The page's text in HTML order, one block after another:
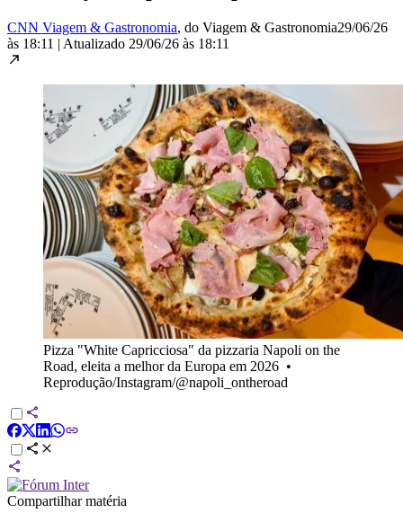
CNN Viagem & Gastronomia, do Viagem & Gastronomia29/06/26
às 18:11 | Atualizado 29/06/26 às 18:11
Pizza "White Capricciosa" da pizzaria Napoli on the
Road, eleita a melhor da Europa em 2026 •
Reprodução/Instagram/@napoli_ontheroad
Compartilhar matéria